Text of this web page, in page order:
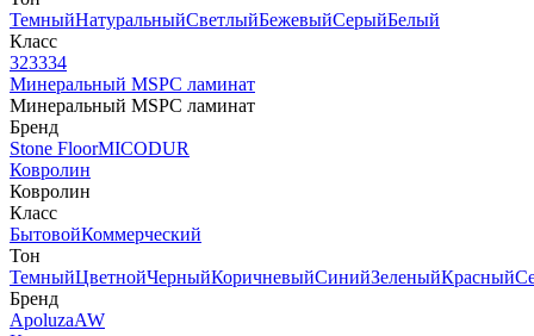
ТемныйНатуральныйСветлыйБежевыйСерыйБелый
Класс
323334
Минеральный MSPC ламинат
Минеральный MSPC ламинат
Бренд
Stone FloorMICODUR
Ковролин
Ковролин
Класс
БытовойКоммерческий
Тон
ТемныйЦветнойЧерныйКоричневыйСинийЗеленыйКрасный
Бренд
ApoluzaAW